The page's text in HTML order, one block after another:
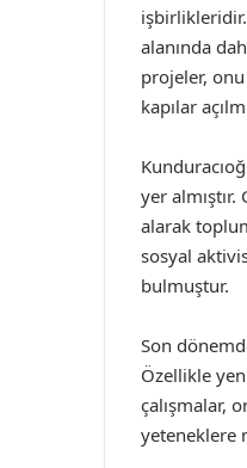
alanında
projeler, onu
kapılar
yer
alarak
sosyal
bulmuştur.
Son
Özellikle
çalışmalar,
yeteneklere